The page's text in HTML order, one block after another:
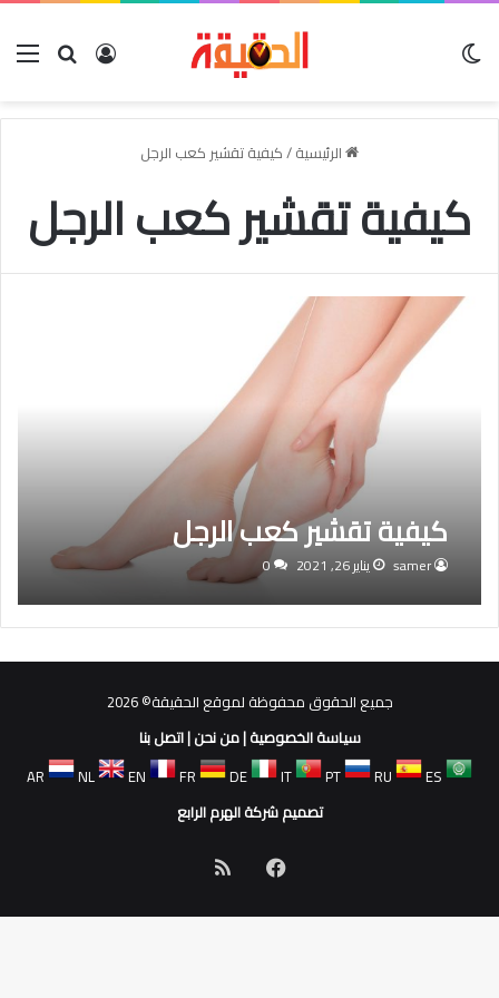
بحث عنتسجيل
الرئيسية/كيفية تقشير كعب الرجل
كيفية تقشير كعب الرجل
كيفية تقشير كعب الرجل
samer يناير 26, 2021 0
جميع الحقوق محفوظة لموقع الحقيقة© 2026
سياسة الخصوصية|من نحن|اتصل بنا
AR
NL EN FR DE IT PT RU
ES
تصميم شركة الهرم الرابع
فيسبوك
الموقع